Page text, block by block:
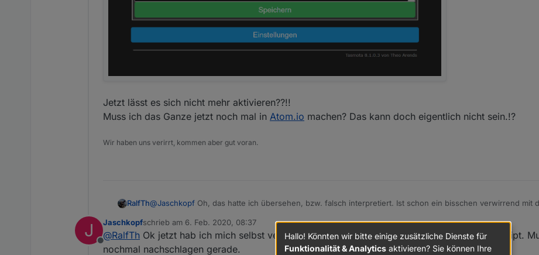
Jetzt lässt es sich nicht mehr aktivieren??!!
Muss ich das Ganze jetzt noch mal in Atom.io machen? Das kann doch eigentlich nicht sein.!?
Wir haben uns verirrt, kommen aber gut voran.
RalfTh@Jaschkopf Oh, das hatte ich übersehen, bzw. falsch interpretiert. Ist schon ein bisschen verwirrend mit
Jetzt lässt es sich nicht mehr aktivieren??!!
Muss ich das Ganze jetzt noch mal inAtom.iomachen? Das kann doch eigentlich nicht sein.!?
J
Offline
Jaschkopfschrieb am 6. Feb. 2020, 08:37
zuletzt editiert von
@RalfTh Ok jetzt hab ich mich selbst verwirrt. D7 am D1 war schon richtig als GPIO13 im Skript.
nochmal nachschlagen gerade.
Hallo! Könnten wir bitte einige zusätzliche Dienste für
Funktionalität & Analytics aktivieren? Sie können Ihre